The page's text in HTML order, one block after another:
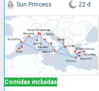
Comidas incluidas
Sun Princess 22 d